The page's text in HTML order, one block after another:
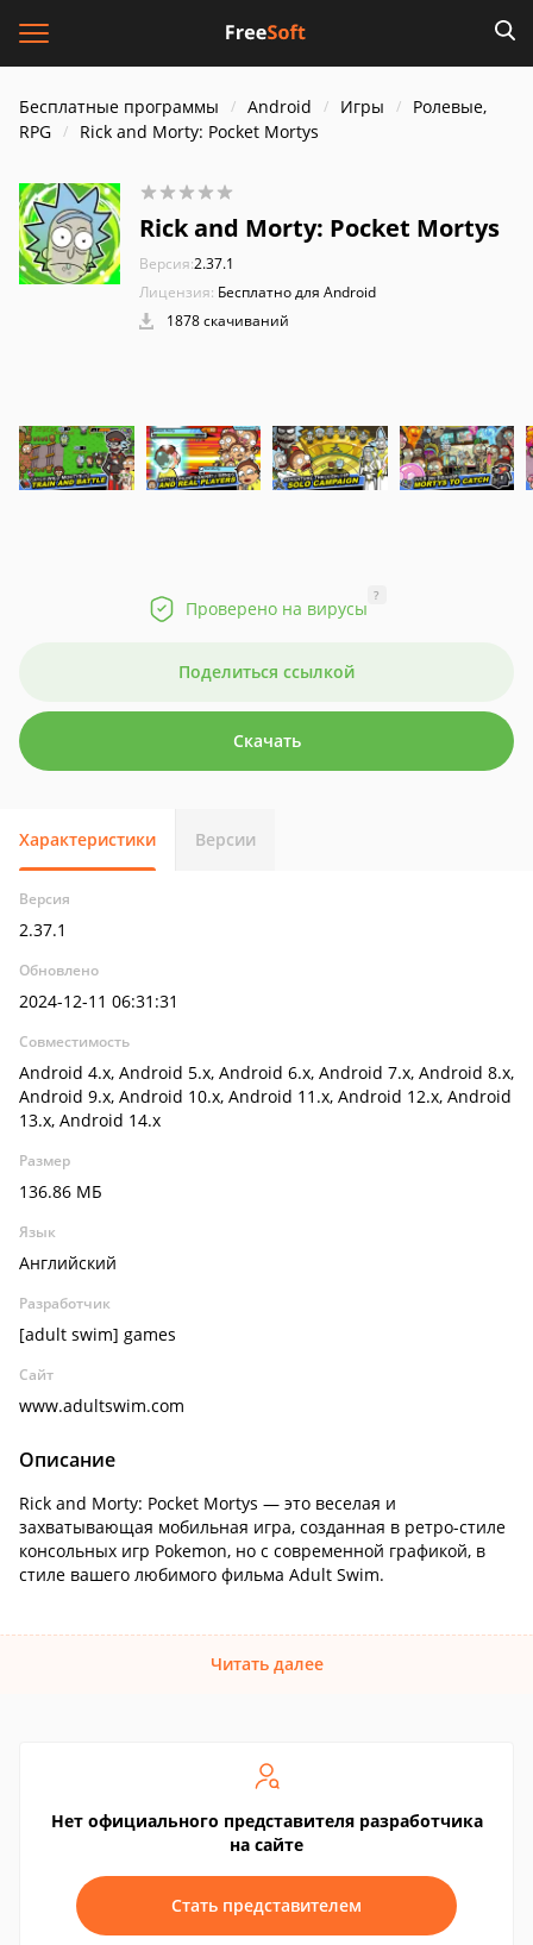
Бесплатные программы Android Игры
Ролевые,
RPG
Rick and Morty: Pocket Mortys
Rick and Morty: Pocket Mortys
Версия:2.37.1
Лицензия: Бесплатно для Android
1878 скачиваний
Проверено на вирусы
?
Поделиться ссылкой
Скачать
Характеристики Версии
Версия
2.37.1
Обновлено
2024-12-11 06:31:31
Совместимость
Android 4.x, Android 5.x, Android 6.x, Android 7.x, Android 8.x,
Android 9.x, Android 10.x, Android 11.x, Android 12.x, Android
13.x, Android 14.x
Размер
136.86 МБ
Язык
Английский
Разработчик
[adult swim] games
Сайт
www.adultswim.com
Описание
Rick and Morty: Pocket Mortys — это веселая и
захватывающая мобильная игра, созданная в ретро-стиле
консольных игр Pokemon, но с современной графикой, в
стиле вашего любимого фильма Adult Swim.
Читать далее
Нет официального представителя разработчика
на сайте
Стать представителем